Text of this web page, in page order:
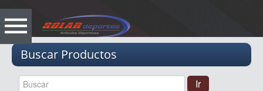
Buscar Productos